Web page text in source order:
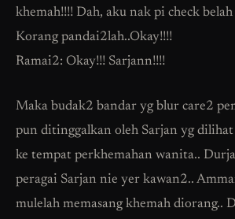
khemah!!!! Dah, aku nak pi check
Korang pandai2lah..Okay!!!!
Ramai2: Okay!!! Sarjann!!!!
Maka budak2 bandar yg blur care2
pun ditinggalkan oleh Sarjan yg
ke tempat perkhemahan wanita..
peragai Sarjan nie yer kawan2..
mulelah memasang khemah diorang..